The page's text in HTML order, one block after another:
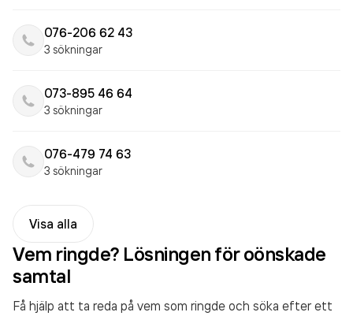
076-206 62 43
3 sökningar
073-895 46 64
3 sökningar
076-479 74 63
3 sökningar
Visa alla
Vem ringde? Lösningen för oönskade
samtal
Få hjälp att ta reda på vem som ringde och söka efter ett